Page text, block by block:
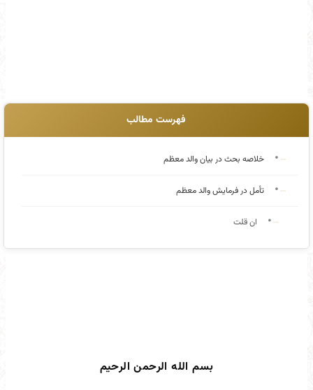
فهرست مطالب
خلاصه بحث در بیان والد معظم
تأمل در فرمایش والد معظم
ان قلت
بسم الله الرحمن الرحیم